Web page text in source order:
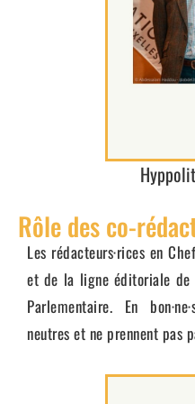
Rôle des co-
Les rédacteurs·rices en
et de la ligne éditoriale de
Parlementaire. En
neutres et ne prennent pas